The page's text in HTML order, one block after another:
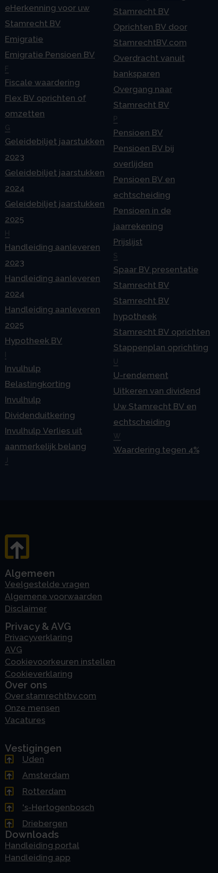
eHerkenning voor uw
Stamrecht BV
Emigratie
Emigratie Pensioen BV
F
Fiscale waardering
Flex BV oprichten of
omzetten
G
Geleidebiljet jaarstukken
2023
Geleidebiljet jaarstukken
2024
Geleidebiljet jaarstukken
2025
H
Handleiding aanleveren
2023
Handleiding aanleveren
2024
Handleiding aanleveren
2025
Hypotheek BV
Invulhulp
Belastingkorting
Invulhulp
Dividenduitkering
Invulhulp Verlies uit
aanmerkelijk belang
Stamrecht BV
Oprichten BV door
StamrechtBV.com
Overdracht vanuit
banksparen
Overgang naar
Stamrecht BV
P
Pensioen BV
Pensioen BV bij
overlijden
Pensioen BV en
echtscheiding
Pensioen in de
jaarrekening
Prijslijst
S
Spaar BV presentatie
Stamrecht BV
Stamrecht BV
hypotheek
Stamrecht BV oprichten
Stappenplan oprichting
U
U-rendement
Uitkeren van dividend
Uw Stamrecht BV en
echtscheiding
W
Waardering tegen 4%
Algemeen
Veelgestelde vragen
Algemene voorwaarden
Disclaimer
Privacy & AVG
Privacyverklaring
AVG
Cookievoorkeuren instellen
Cookieverklaring
Over ons
Over stamrechtbv.com
Onze mensen
Vacatures
Vestigingen
Uden
Amsterdam
Rotterdam
's-Hertogenbosch
Driebergen
Downloads
Handleiding portal
Handleiding app